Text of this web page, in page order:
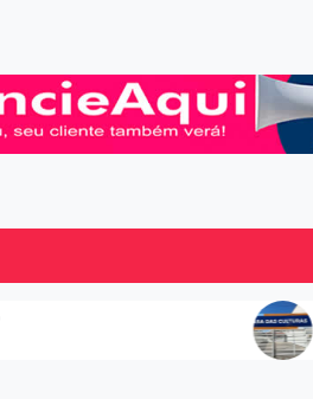
Peruíbe
consolida